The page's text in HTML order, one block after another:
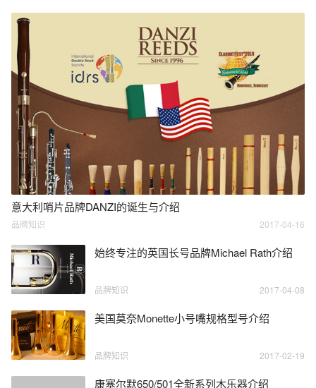
意大利哨片品牌DANZI的诞生与介绍
品牌知识 2017-04-16
始终专注的英国长号品牌Michael Rath介绍
品牌知识 2017-04-08
美国莫奈Monette小号嘴规格型号介绍
品牌知识 2017-02-19
康塞尔默650/501全新系列木乐器介绍